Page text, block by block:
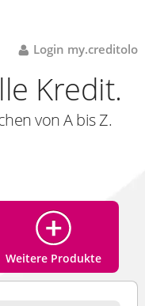
Login my.creditolo
Kredit.
von A bis Z.
Weitere Produkte